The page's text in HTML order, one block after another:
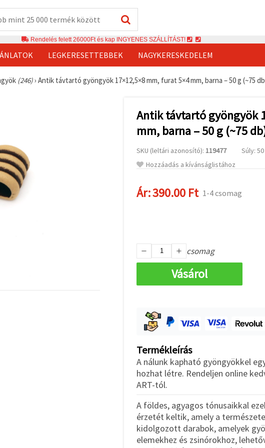
Rendelés felett 26000Ft és kap INGYENES SZÁLLÍTÁST!
LEGKERESETTEBBEK NAGYKERESKEDELEM
(246)› Antik távtartó gyöngyök 17×12,5×8 mm, furat 5×4 mm, barna – 50 g (~75
Antik távtartó gyöngyök
mm, barna – 50 g (~75
SKU (leltári azonosító): 119477 Súly:
Hozzáadás a kívánságlistához
Ár:390.00 Ft 1-4 csomag
csomag
Vásárol
Termékleírás
A nálunk kapható gyöngyökkel
hozhat létre. Rendeljen online
ART-tól.
A földes, agyagos tónusaikkal
érzetét keltik, amely a
kidolgozott darabok, amelyek
elemekhez és zsinórokhoz,